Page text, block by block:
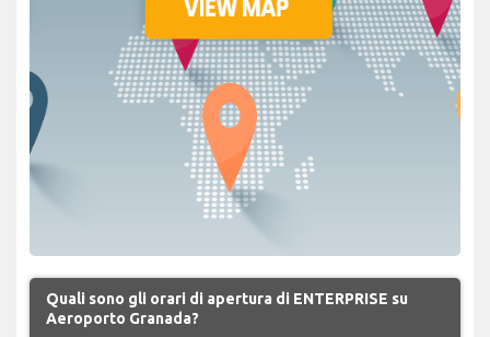
Quali sono gli orari di apertura di ENTERPRISE su
Aeroporto Granada?